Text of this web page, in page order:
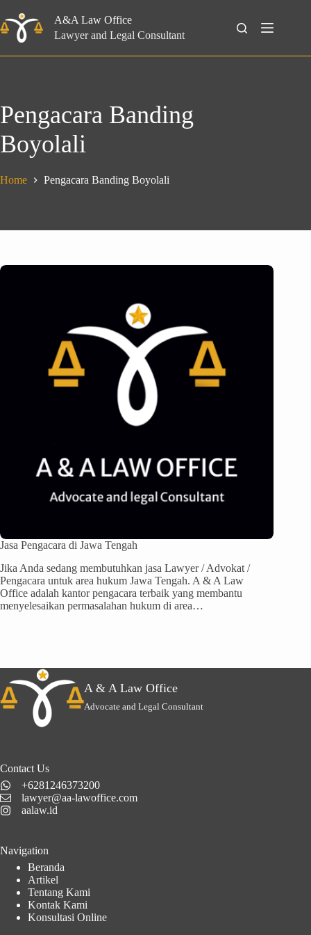
to
content
A&A Law Office
Lawyer and Legal Consultant
Search
Pengacara Banding
Boyolali
Home Pengacara Banding Boyolali
Jasa Pengacara di Jawa Tengah
Jika Anda sedang membutuhkan jasa Lawyer / Advokat /
Pengacara untuk area hukum Jawa Tengah. A & A Law
Office adalah kantor pengacara terbaik yang membantu
menyelesaikan permasalahan hukum di area…
A & A Law Office
Advocate and Legal Consultant
Contact Us
+6281246373200
lawyer@aa-lawoffice.com
aalaw.id
Navigation
Beranda
Artikel
Tentang Kami
Kontak Kami
Konsultasi Online